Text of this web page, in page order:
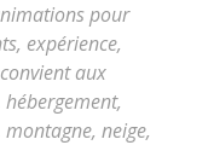
pour
, expérience,
aux
hébergement,
montagne, neige,